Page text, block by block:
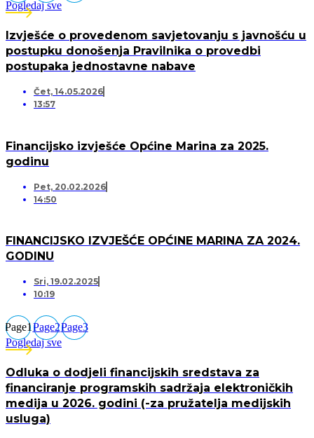
Pogledaj sve
Izvješće o provedenom savjetovanju s javnošću u
postupku donošenja Pravilnika o provedbi
postupaka jednostavne nabave
Čet, 14.05.2026
13:57
Financijsko izvješće Općine Marina za 2025.
godinu
Pet, 20.02.2026
14:50
FINANCIJSKO IZVJEŠĆE OPĆINE MARINA ZA 2024.
GODINU
Sri, 19.02.2025
10:19
Page1Page2Page3
Pogledaj sve
Odluka o dodjeli financijskih sredstava za
financiranje programskih sadržaja elektroničkih
medija u 2026. godini (-za pružatelja medijskih
usluga)